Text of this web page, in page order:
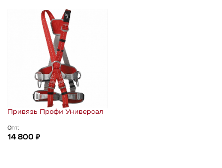
Привязь Профи Универсал
Опт:
14 800 ₽